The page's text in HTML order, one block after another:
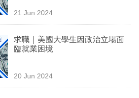
21 Jun 2024
求職｜美國大學生因政治立場面
臨就業困境
20 Jun 2024